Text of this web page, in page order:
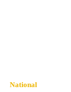
National